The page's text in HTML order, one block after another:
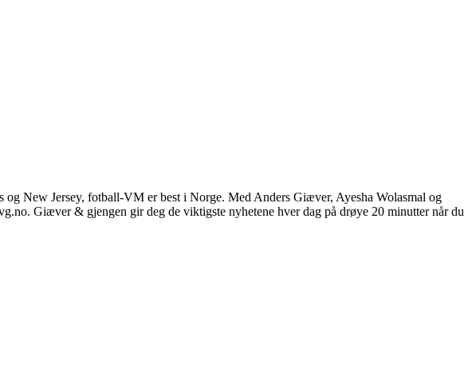
og New Jersey, fotball-VM er best i Norge. Med Anders Giæver, Ayesha Wolasmal og
Giæver & gjengen gir deg de viktigste nyhetene hver dag på drøye 20 minutter når du